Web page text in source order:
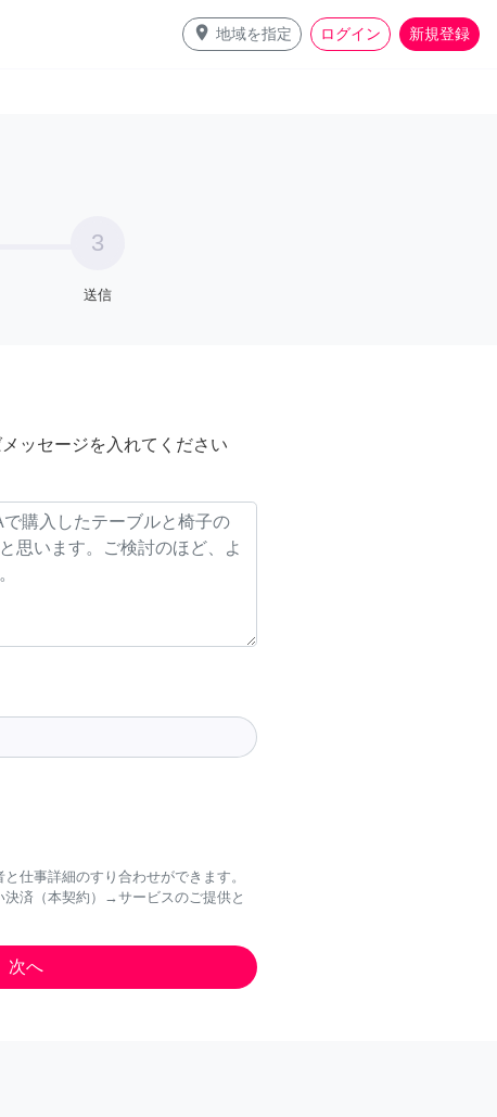
place 地域を指定 ログイン 新規登録
3
送信
ッセージを入れてください
仕事詳細のすり合わせができます。
済（本契約）→サービスのご提供と